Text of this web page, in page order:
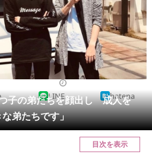
クイズ
地域
教育・育児
リサーチ
子の弟たちを顔出し 成人を
弟たちです」
LINE hatena
目次を表示